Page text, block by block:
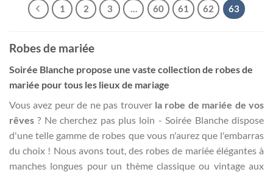
1 2 3 60 61 62 63
Robes de mariée
Soirée Blanche propose une vaste collection de robes de
mariée pour tous les lieux de mariage
Vous avez peur de ne pas trouver la robe de mariée de vos
rêves ? Ne cherchez pas plus loin - Soirée Blanche dispose
d'une telle gamme de robes que vous n'aurez que l'embarras
du choix ! Nous avons tout, des robes de mariée élégantes à
manches longues pour un thème classique ou vintage aux